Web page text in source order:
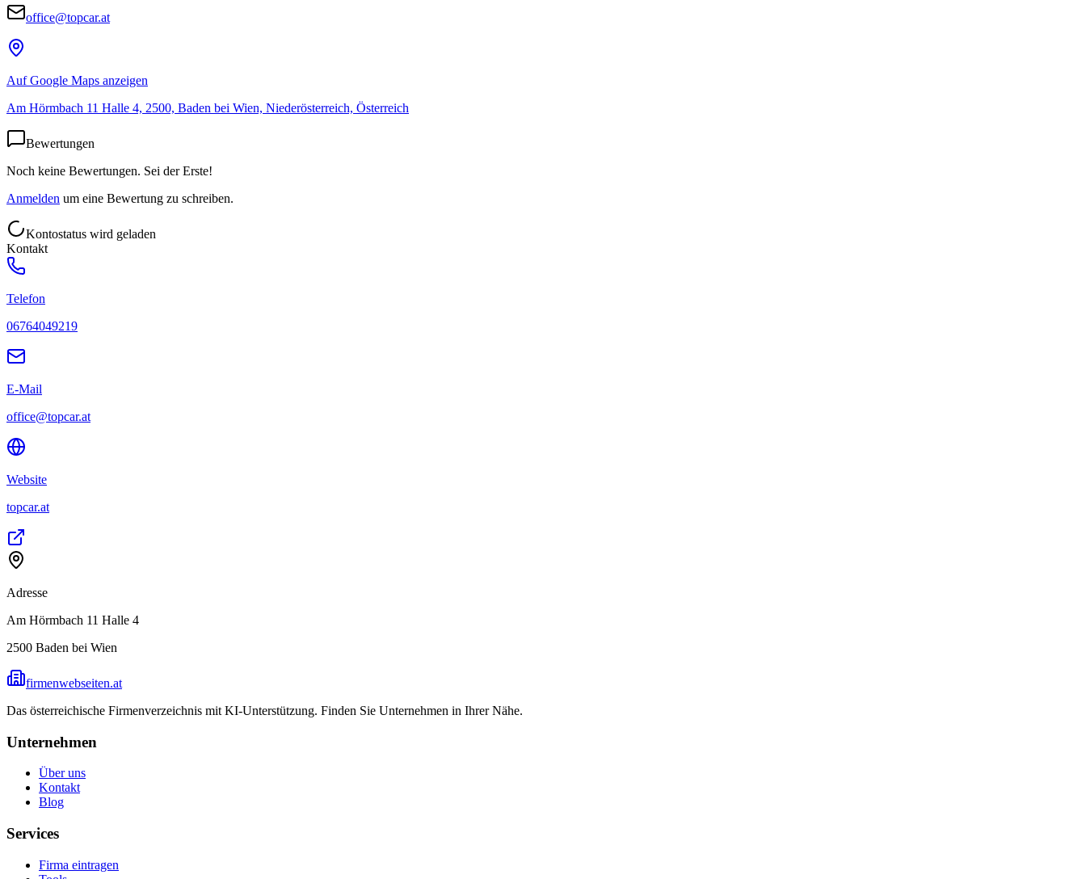
office@topcar.at
Auf Google Maps anzeigen
Am Hörmbach 11 Halle 4, 2500, Baden bei Wien, Niederösterreich, Österreich
Bewertungen
Noch keine Bewertungen. Sei der Erste!
Anmelden um eine Bewertung zu schreiben.
Kontostatus wird geladen
Kontakt
Telefon
06764049219
E-Mail
office@topcar.at
Website
topcar.at
Adresse
Am Hörmbach 11 Halle 4
2500 Baden bei Wien
firmenwebseiten.at
Das österreichische Firmenverzeichnis mit KI-Unterstützung. Finden Sie Unternehmen in Ihrer Nähe.
Unternehmen
Über uns
Kontakt
Blog
Services
Firma eintragen